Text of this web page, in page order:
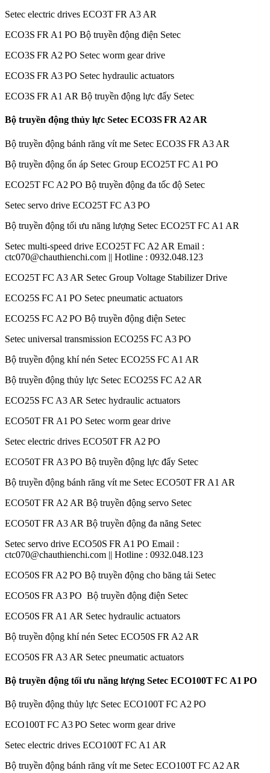
Setec electric drives ECO3T FR A3 AR
ECO3S FR A1 PO Bộ truyền động điện Setec
ECO3S FR A2 PO Setec worm gear drive
ECO3S FR A3 PO Setec hydraulic actuators
ECO3S FR A1 AR Bộ truyền động lực đẩy Setec
Bộ truyền động thủy lực Setec ECO3S FR A2 AR
Bộ truyền động bánh răng vít me Setec ECO3S FR A3 AR
Bộ truyền động ổn áp Setec Group ECO25T FC A1 PO
ECO25T FC A2 PO Bộ truyền động đa tốc độ Setec
Setec servo drive ECO25T FC A3 PO
Bộ truyền động tối ưu năng lượng Setec ECO25T FC A1 AR
Setec multi-speed drive ECO25T FC A2 AR Email :
ctc070@chauthienchi.com || Hotline : 0932.048.123
ECO25T FC A3 AR Setec Group Voltage Stabilizer Drive
ECO25S FC A1 PO Setec pneumatic actuators
ECO25S FC A2 PO Bộ truyền động điện Setec
Setec universal transmission ECO25S FC A3 PO
Bộ truyền động khí nén Setec ECO25S FC A1 AR
Bộ truyền động thủy lực Setec ECO25S FC A2 AR
ECO25S FC A3 AR Setec hydraulic actuators
ECO50T FR A1 PO Setec worm gear drive
Setec electric drives ECO50T FR A2 PO
ECO50T FR A3 PO Bộ truyền động lực đẩy Setec
Bộ truyền động bánh răng vít me Setec ECO50T FR A1 AR
ECO50T FR A2 AR Bộ truyền động servo Setec
ECO50T FR A3 AR Bộ truyền động đa năng Setec
Setec servo drive ECO50S FR A1 PO Email :
ctc070@chauthienchi.com || Hotline : 0932.048.123
ECO50S FR A2 PO Bộ truyền động cho băng tải Setec
ECO50S FR A3 PO Bộ truyền động điện Setec
ECO50S FR A1 AR Setec hydraulic actuators
Bộ truyền động khí nén Setec ECO50S FR A2 AR
ECO50S FR A3 AR Setec pneumatic actuators
Bộ truyền động tối ưu năng lượng Setec ECO100T FC A1 PO
Bộ truyền động thủy lực Setec ECO100T FC A2 PO
ECO100T FC A3 PO Setec worm gear drive
Setec electric drives ECO100T FC A1 AR
Bộ truyền động bánh răng vít me Setec ECO100T FC A2 AR